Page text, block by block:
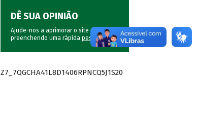
DÊ SUA OPINIÃO
Ajude-nos a aprimorar o site do BNDES
preenchendo uma rápida pesquisa.
Z7_7QGCHA41L8D1406RPNCQ5J1S20